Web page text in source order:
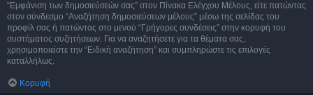
“Εμφάνιση των δημοσιεύσεών σας” στον Πίνακα Ελέγχου Μέλους, είτε πατώντας
στον σύνδεσμο “Αναζήτηση δημοσιεύσεων μέλους” μέσω της σελίδας του
προφίλ σας ή πατώντας στο μενού “Γρήγορες συνδέσεις” στην κορυφή του
συστήματος συζητήσεων. Για να αναζητήσετε για τα θέματα σας,
χρησιμοποιείστε την “Ειδική αναζήτηση” και συμπληρώστε τις επιλογές
καταλλήλως.
Κορυφή